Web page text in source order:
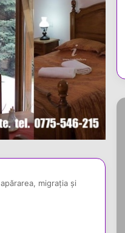
migrația și